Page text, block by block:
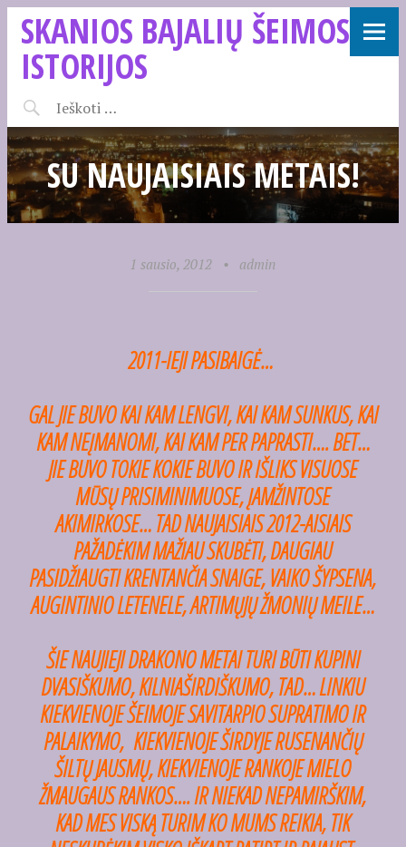
SKANIOS BAJALIŲ ŠEIMOS
ISTORIJOS
SU NAUJAISIAIS METAIS!
1 sausio, 2012 • admin
2011-IEJI PASIBAIGĖ…
GAL JIE BUVO KAI KAM LENGVI, KAI KAM SUNKUS, KAI
KAM NEĮMANOMI, KAI KAM PER PAPRASTI…. BET…
JIE BUVO TOKIE KOKIE BUVO IR IŠLIKS VISUOSE
MŪSŲ PRISIMINIMUOSE, ĮAMŽINTOSE
AKIMIRKOSE… TAD NAUJAISIAIS 2012-AISIAIS
PAŽADĖKIM MAŽIAU SKUBĖTI, DAUGIAU
PASIDŽIAUGTI KRENTANČIA SNAIGE, VAIKO ŠYPSENA,
AUGINTINIO LETENELE, ARTIMŲJŲ ŽMONIŲ MEILE…
ŠIE NAUJIEJI DRAKONO METAI TURI BŪTI KUPINI
DVASIŠKUMO, KILNIAŠIRDIŠKUMO, TAD… LINKIU
KIEKVIENOJE ŠEIMOJE SAVITARPIO SUPRATIMO IR
PALAIKYMO, KIEKVIENOJE ŠIRDYJE RUSENANČIŲ
ŠILTŲ JAUSMŲ, KIEKVIENOJE RANKOJE MIELO
ŽMAUGAUS RANKOS…. IR NIEKAD NEPAMIRŠKIM,
KAD MES VISKĄ TURIM KO MUMS REIKIA, TIK